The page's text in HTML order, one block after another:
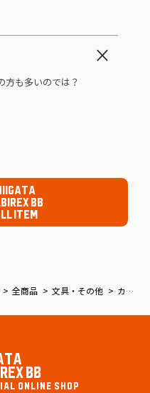
方も多いのでは？
BB
ITEM
全商品 文具・その他 カメラストラップ
BB
ONLINE SHOP